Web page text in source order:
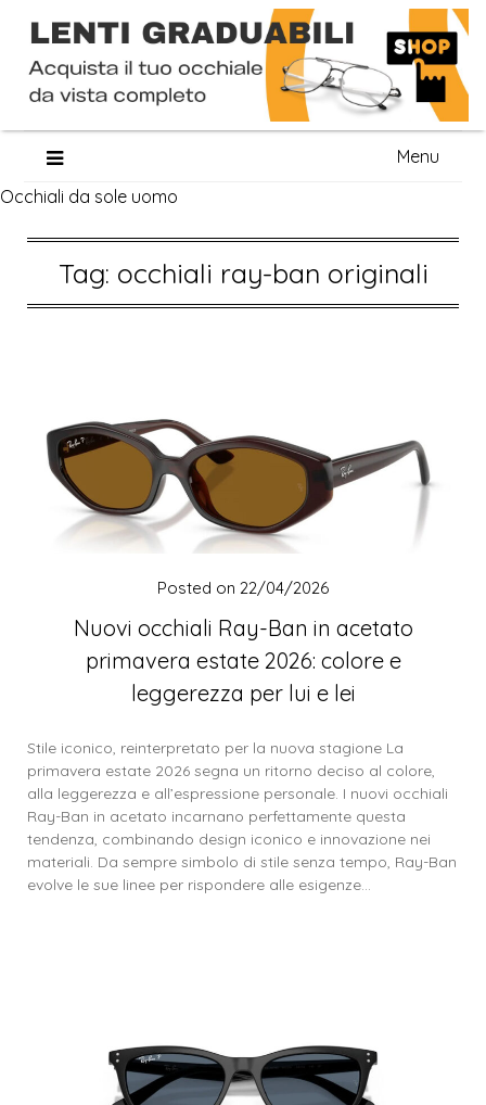
content
Menu
Occhiali da sole uomo
Tag: occhiali ray-ban originali
Nuovi occhiali Ray-Ban in acetato
primavera estate 2026: colore e
leggerezza per lui e lei
Posted on 22/04/2026
Stile iconico, reinterpretato per la nuova stagione La
primavera estate 2026 segna un ritorno deciso al colore,
alla leggerezza e all’espressione personale. I nuovi occhiali
Ray-Ban in acetato incarnano perfettamente questa
tendenza, combinando design iconico e innovazione nei
materiali. Da sempre simbolo di stile senza tempo, Ray-Ban
evolve le sue linee per rispondere alle esigenze…